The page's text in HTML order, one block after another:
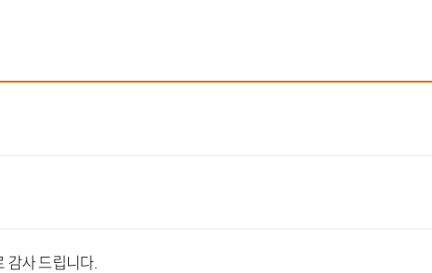
감사 드립니다.